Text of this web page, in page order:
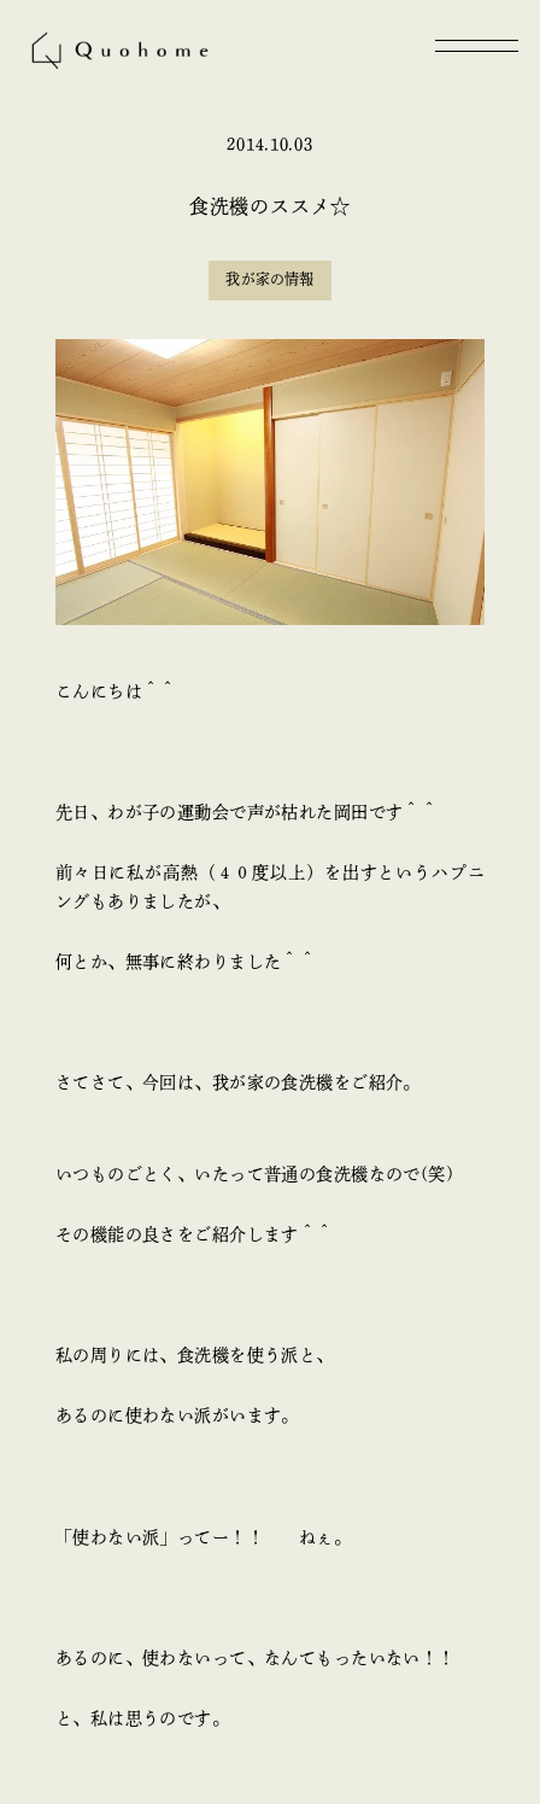
2014.10.03
食洗機のススメ☆
我が家の情報
こんにちは＾＾
先日、わが子の運動会で声が枯れた岡田です＾＾
前々日に私が高熱（４０度以上）を出すというハプニ
ングもありましたが、
何とか、無事に終わりました＾＾
さてさて、今回は、我が家の食洗機をご紹介。
いつものごとく、いたって普通の食洗機なので(笑)
その機能の良さをご紹介します＾＾
私の周りには、食洗機を使う派と、
あるのに使わない派がいます。
「使わない派」ってー！！ ねぇ。
あるのに、使わないって、なんてもったいない！！
と、私は思うのです。